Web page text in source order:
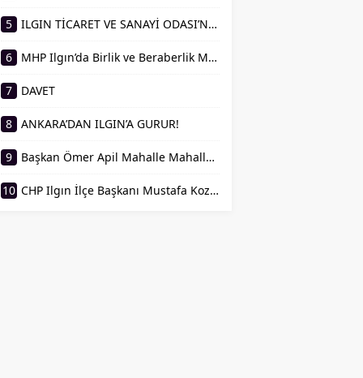
Ilgın’ın ve bölge
sesi...
5 ILGIN TİCARET VE SANAYİ ODASI’NDAN DEV BAŞARI! KALİTELİ HİZMETİN BELGESİ ANKARA’DA TESLİM EDİLDİ
6 MHP Ilgın’da Birlik ve Beraberlik Mesajı! İlk Yönetim Kurulu Toplantısı Gerçekleştirildi
7 DAVET
8 ANKARA’DAN ILGIN’A GURUR!
9 Başkan Ömer Apil Mahalle Mahalle Sahada! Vatandaşın Talebini Yerinde Dinledi
10 CHP Ilgın İlçe Başkanı Mustafa Kozan’dan İstifa ve Basın Açıklaması Duyurusu